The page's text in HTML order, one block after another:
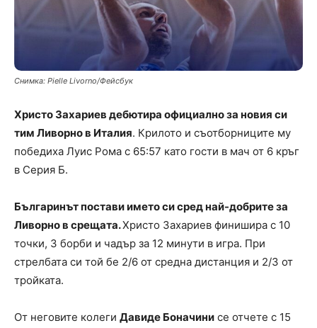
Снимка: Pielle Livorno/Фейсбук
Христо Захариев дебютира официално за новия си
тим Ливорно в Италия. Крилото и съотборниците му
победиха Луис Рома с 65:57 като гости в мач от 6 кръг
в Серия Б.
Българинът постави името си сред най-добрите за
Ливорно в срещата.Христо Захариев финишира с 10
точки, 3 борби и чадър за 12 минути в игра. При
стрелбата си той бе 2/6 от средна дистанция и 2/3 от
тройката.
От неговите колеги Давиде Боначини се отчете с 15